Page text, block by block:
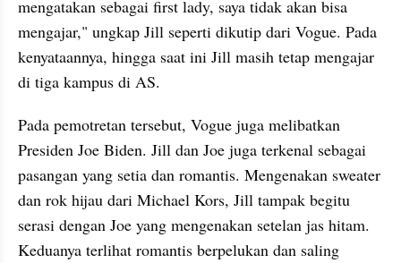
mengatakan sebagai first lady, saya tidak akan bisa
mengajar," ungkap Jill seperti dikutip dari Vogue. Pada
kenyataannya, hingga saat ini Jill masih tetap mengajar
di tiga kampus di AS.
Pada pemotretan tersebut, Vogue juga melibatkan
Presiden Joe Biden. Jill dan Joe juga terkenal sebagai
pasangan yang setia dan romantis. Mengenakan sweater
dan rok hijau dari Michael Kors, Jill tampak begitu
serasi dengan Joe yang mengenakan setelan jas hitam.
Keduanya terlihat romantis berpelukan dan saling